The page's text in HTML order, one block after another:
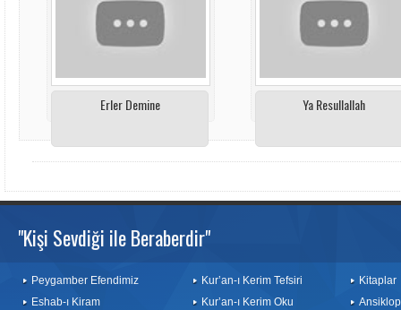
Erler Demine Ya Resullallah
"Kişi Sevdiği ile Beraberdir"
Peygamber Efendimiz
Eshab-ı Kiram
Kur’an-ı Kerim Tefsiri
Kur’an-ı Kerim Oku
Kitaplar